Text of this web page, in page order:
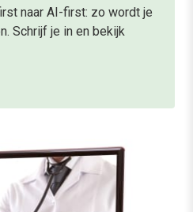
naar AI-first: zo wordt je
Schrijf je in en bekijk